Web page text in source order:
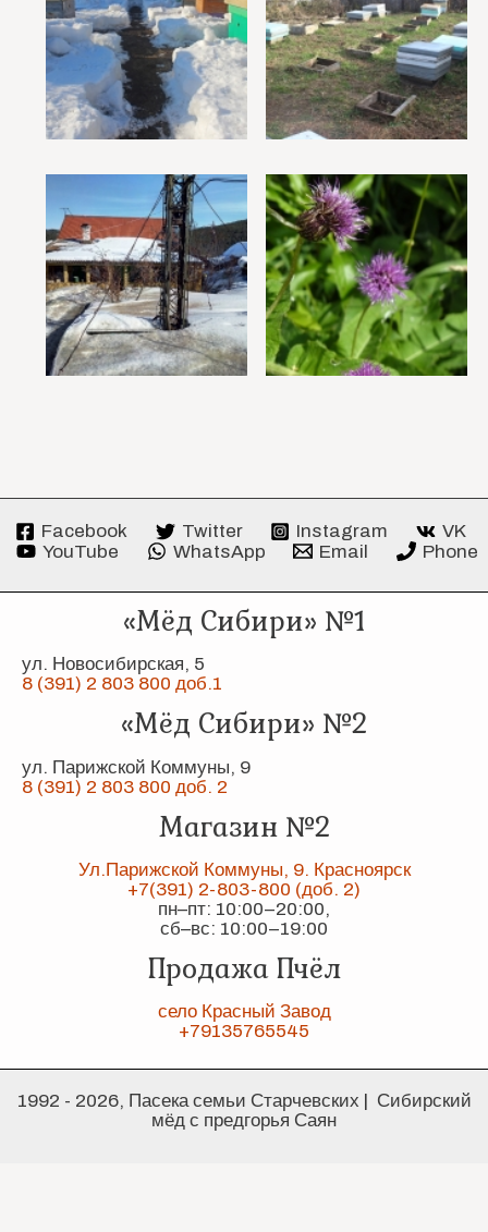
Facebook Twitter Instagram
VK
YouTube
WhatsApp Email Phone
«Мёд Сибири» №1
ул. Новосибирская, 5
8 (391) 2 803 800 доб.1
«Мёд Сибири» №2
ул. Парижской Коммуны, 9
8 (391) 2 803 800 доб. 2
Магазин №2
Ул.Парижской Коммуны, 9. Красноярск
+7(391) 2-803-800 (доб. 2)
пн–пт: 10:00–20:00,
сб–вс: 10:00–19:00
Продажа Пчёл
село Красный Завод
+79135765545
1992 - 2026, Пасека семьи Старчевских | Сибирский
мёд с предгорья Саян